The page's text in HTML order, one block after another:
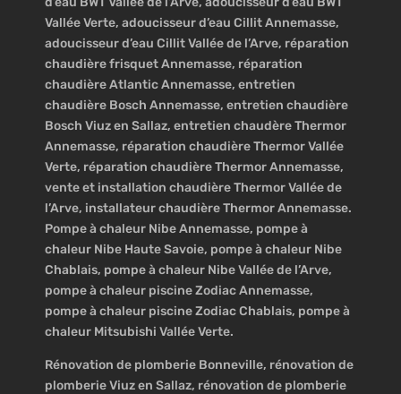
Vallée Verte, adoucisseur d’eau Cillit Annemasse,
adoucisseur d’eau Cillit Vallée de l’Arve, réparation
chaudière frisquet Annemasse, réparation
chaudière Atlantic Annemasse, entretien
chaudière Bosch Annemasse, entretien chaudière
Bosch Viuz en Sallaz, entretien chaudère Thermor
Annemasse, réparation chaudière Thermor Vallée
Verte, réparation chaudière Thermor Annemasse,
vente et installation chaudière Thermor Vallée de
l’Arve, installateur chaudière Thermor Annemasse.
Pompe à chaleur Nibe Annemasse, pompe à
chaleur Nibe Haute Savoie, pompe à chaleur Nibe
Chablais, pompe à chaleur Nibe Vallée de l’Arve,
pompe à chaleur piscine Zodiac Annemasse,
pompe à chaleur piscine Zodiac Chablais, pompe à
chaleur Mitsubishi Vallée Verte.
Rénovation de plomberie Bonneville, rénovation de
plomberie Viuz en Sallaz, rénovation de plomberie